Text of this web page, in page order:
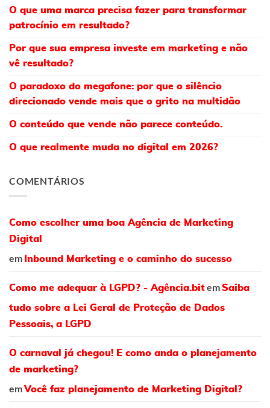
O que uma marca precisa fazer para transformar
patrocínio em resultado?
Por que sua empresa investe em marketing e não
vê resultado?
O paradoxo do megafone: por que o silêncio
direcionado vende mais que o grito na multidão
O conteúdo que vende não parece conteúdo.
O que realmente muda no digital em 2026?
COMENTÁRIOS
Como escolher uma boa Agência de Marketing
Digital
em Inbound Marketing e o caminho do sucesso
Como me adequar à LGPD? - Agência.bitemSaiba
tudo sobre a Lei Geral de Proteção de Dados
Pessoais, a LGPD
O carnaval já chegou! E como anda o planejamento
de marketing?
emVocê faz planejamento de Marketing Digital?